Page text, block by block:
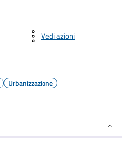
Vedi azioni
Urbanizzazione